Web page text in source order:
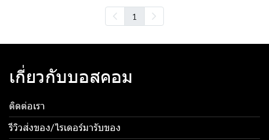
1
เกี่ยวกับบอสคอม
ติดต่อเรา
รีวิวส่งของ/ไรเดอร์มารับของ